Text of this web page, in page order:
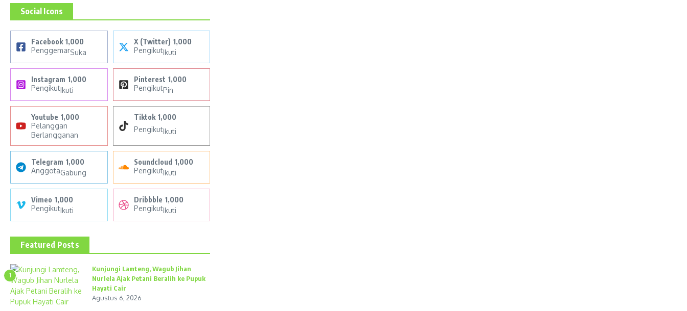
Social Icons
Facebook 1,000
PenggemarSuka
X (Twitter) 1,000
PengikutIkuti
Instagram 1,000
PengikutIkuti
Pinterest 1,000
PengikutPin
Youtube 1,000
Pelanggan
Berlangganan
Tiktok 1,000
PengikutIkuti
Telegram 1,000
AnggotaGabung
Soundcloud 1,000
PengikutIkuti
Vimeo 1,000
PengikutIkuti
Dribbble 1,000
PengikutIkuti
Featured Posts
1
Kunjungi Lamteng, Wagub Jihan
Nurlela Ajak Petani Beralih ke Pupuk
Hayati Cair
Agustus 6, 2026